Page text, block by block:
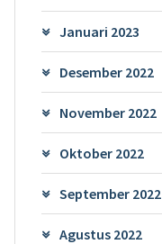
Januari 2023
Desember 2022
November 2022
Oktober 2022
September 2022
Agustus 2022